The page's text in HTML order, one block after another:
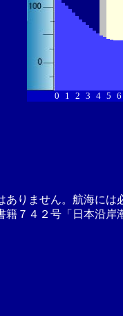
0 1 2 3 4 5 6
りません。航海には
７４２号「日本沿岸